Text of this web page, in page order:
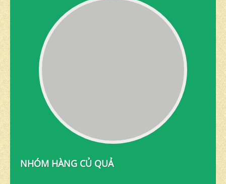
NHÓM HÀNG CỦ QUẢ